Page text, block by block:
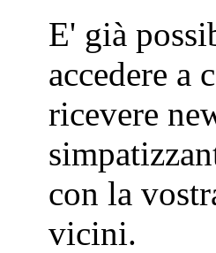
E' già
accedere a
ricevere
con la
vicini.